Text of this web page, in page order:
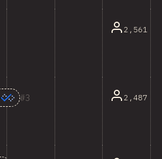
2,561
3 2,487